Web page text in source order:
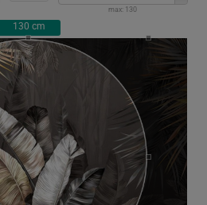
max: 130
130 cm